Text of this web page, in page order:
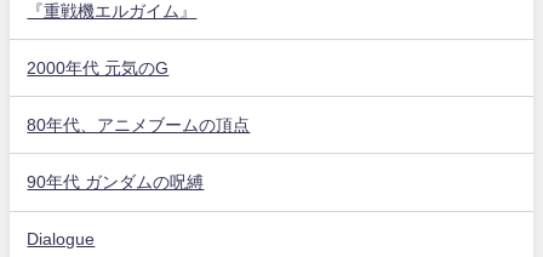
『重戦機エルガイム』
2000年代 元気のG
80年代、アニメブームの頂点
90年代 ガンダムの呪縛
Dialogue